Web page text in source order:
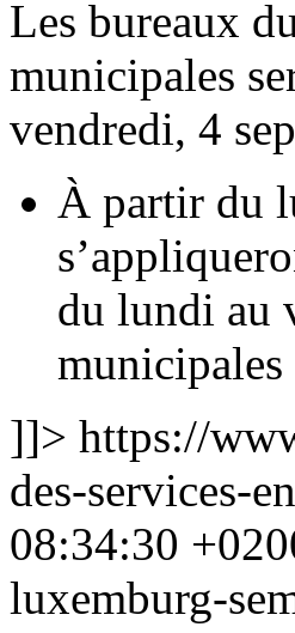
Les bureaux
municipales
vendredi, 4
À partir du
du lundi au
]]> https://
des-services-
08:34:30
luxemburg-